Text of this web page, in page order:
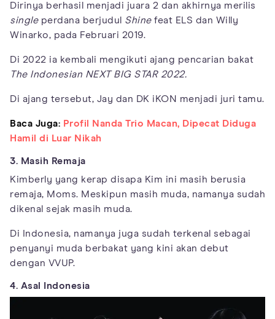
Dirinya berhasil menjadi juara 2 dan akhirnya merilis
singleperdana berjudul Shinefeat ELS dan Willy
Winarko, pada Februari 2019.
Di 2022 ia kembali mengikuti ajang pencarian bakat
The Indonesian NEXT BIG STAR 2022.
Di ajang tersebut, Jay dan DK iKON menjadi juri tamu.
Baca Juga: Profil Nanda Trio Macan, Dipecat Diduga
Hamil di Luar Nikah
3. Masih Remaja
Kimberly yang kerap disapa Kim ini masih berusia
remaja, Moms. Meskipun masih muda, namanya sudah
dikenal sejak masih muda.
Di Indonesia, namanya juga sudah terkenal sebagai
penyanyi muda berbakat yang kini akan debut
dengan VVUP.
4. Asal Indonesia